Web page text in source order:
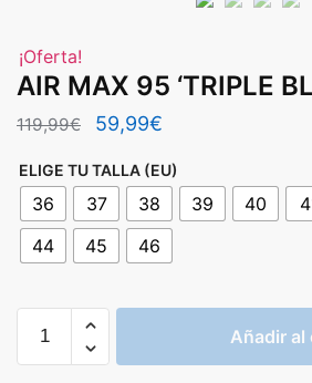
¡Oferta!
AIR MAX 95 ‘TRIPLE
119,99€
El
original
era:
119,99€.
59,99€
actual
es:
ELIGE TU TALLA (EU)
36 37 38 39 40
44
45 46
MAX
Añadir al